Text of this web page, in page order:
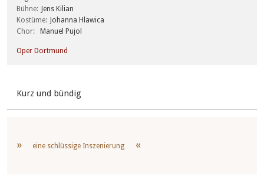
Bühne Jens Kilian
Kostüme Johanna Hlawica
Chor
Manuel Pujol
Oper Dortmund
Kurz und bündig
eine schlüssige Inszenierung